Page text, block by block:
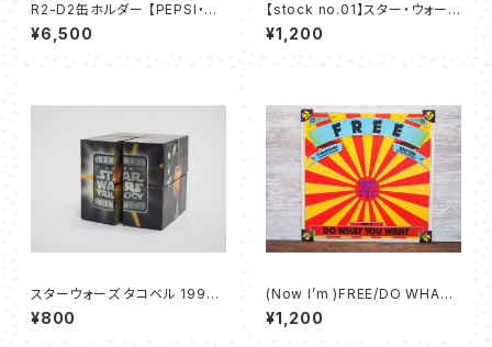
R2-D2缶ホルダー 【PEPSI・ST
AR WARSキャンペーン 第2弾】
¥6,500
【stock no.01】スター・ウォーズ
モモー・ネイドン フィギュア Ke
nner 1996
¥1,200
スターウォーズ タコベル 1997
パズルキューブ
¥800
(Now I’m )FREE/DO WHAT
YOU WANT - 紫
¥1,200